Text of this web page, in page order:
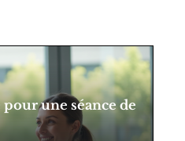
pour une séance de